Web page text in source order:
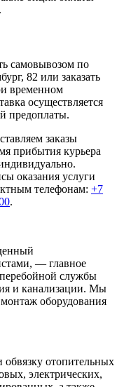
самовывозом по
82 или заказать
временном
осуществляется
предоплаты.
заказы
прибытия курьера
оказания услуги
телефонам: +7
.
— главное
службы
и канализации. Мы
оборудования
отопительных
электрических,